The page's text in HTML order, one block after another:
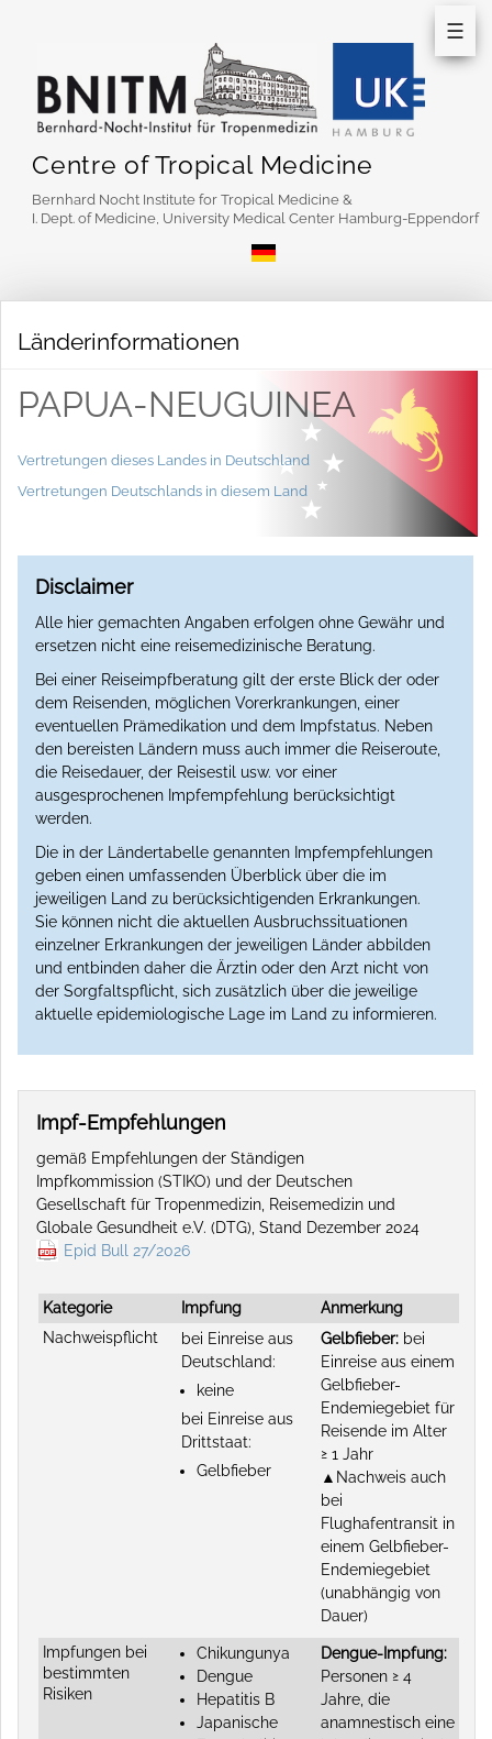
Centre of Tropical Medicine
Bernhard Nocht Institute for Tropical Medicine &
I. Dept. of Medicine, University Medical Center Hamburg-Eppendorf
☰
Länderinformationen
PAPUA-NEUGUINEA
Vertretungen dieses Landes in Deutschland
Vertretungen Deutschlands in diesem Land
Disclaimer
Alle hier gemachten Angaben erfolgen ohne Gewähr und
ersetzen nicht eine reisemedizinische Beratung.
Bei einer Reiseimpfberatung gilt der erste Blick der oder
dem Reisenden, möglichen Vorerkrankungen, einer
eventuellen Prämedikation und dem Impfstatus. Neben
den bereisten Ländern muss auch immer die Reiseroute,
die Reisedauer, der Reisestil usw. vor einer
ausgesprochenen Impfempfehlung berücksichtigt
werden.
Die in der Ländertabelle genannten Impfempfehlungen
geben einen umfassenden Überblick über die im
jeweiligen Land zu berücksichtigenden Erkrankungen.
Sie können nicht die aktuellen Ausbruchssituationen
einzelner Erkrankungen der jeweiligen Länder abbilden
und entbinden daher die Ärztin oder den Arzt nicht von
der Sorgfaltspflicht, sich zusätzlich über die jeweilige
aktuelle epidemiologische Lage im Land zu informieren.
Impf-Empfehlungen
gemäß Empfehlungen der Ständigen
Impfkommission (STIKO) und der Deutschen
Gesellschaft für Tropenmedizin, Reisemedizin und
Globale Gesundheit e.V. (DTG), Stand Dezember 2024
Epid Bull 27/2026
Kategorie Impfung
Anmerkung
Nachweispflicht
bei Einreise aus
Deutschland:
keine
bei Einreise aus
Drittstaat:
Gelbfieber
Gelbfieber:bei
Einreise aus einem
Gelbfieber-
Endemiegebiet für
Reisende im Alter
≥ 1 Jahr
▲Nachweis auch
bei
Flughafentransit in
einem Gelbfieber-
Endemiegebiet
(unabhängig von
Dauer)
Impfungen bei
bestimmten
Risiken
Chikungunya
Dengue
Hepatitis B
Japanische
Dengue-Impfung:
Personen ≥ 4
Jahre, die
anamnestisch eine